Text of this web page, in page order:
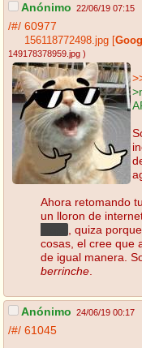
Anónimo 22/06/19 07:15
/#/ 60977
156118772498.jpg
149178378959.jpg )
Ahora retomando
un lloron de
, quiza
cosas, el cree que
de igual manera.
berrinche
Anónimo 24/06/19 00:17
/#/ 61045